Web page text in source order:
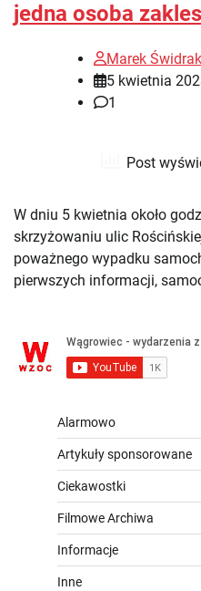
jedna osoba
Marek Świdrak
5 kwietnia
1
Post
W dniu 5 kwietnia około
skrzyżowaniu ulic
poważnego wypadku
pierwszych informacji,
Alarmowo
Artykuły sponsorowane
Ciekawostki
Filmowe Archiwa
Informacje
Inne